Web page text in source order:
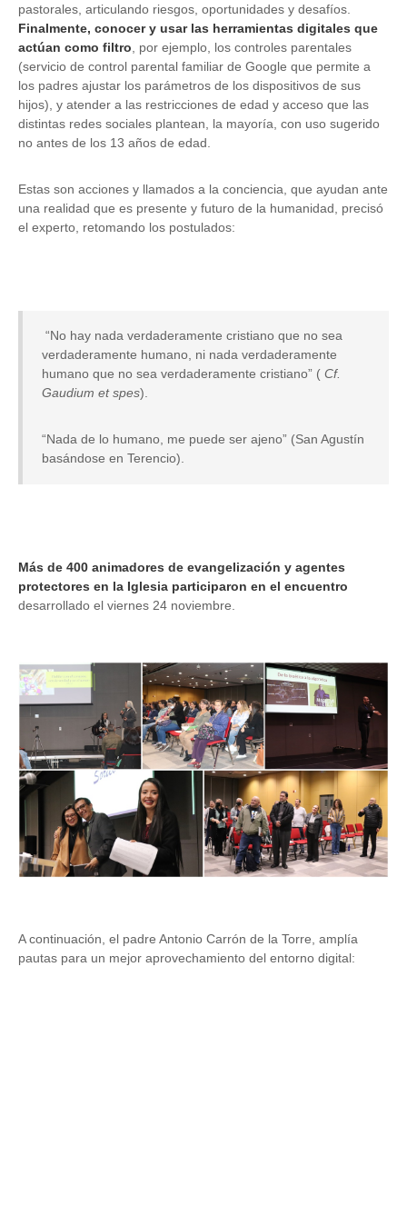
pastorales, articulando riesgos, oportunidades y desafíos.
Finalmente, conocer y usar las herramientas digitales que
actúan como filtro , por ejemplo, los controles parentales
(servicio de control parental familiar de Google que permite a
los padres ajustar los parámetros de los dispositivos de sus
hijos), y atender a las restricciones de edad y acceso que las
distintas redes sociales plantean, la mayoría, con uso sugerido
no antes de los 13 años de edad.
Estas son acciones y llamados a la conciencia, que ayudan ante
una realidad que es presente y futuro de la humanidad, precisó
el experto, retomando los postulados:
“No hay nada verdaderamente cristiano que no sea
verdaderamente humano, ni nada verdaderamente
humano que no sea verdaderamente cristiano” ( Cf.
Gaudium et spes).
“Nada de lo humano, me puede ser ajeno” (San Agustín
basándose en Terencio).
Más de 400 animadores de evangelización y agentes
protectores en la Iglesia participaron en el encuentro
desarrollado el viernes 24 noviembre.
A continuación, el padre Antonio Carrón de la Torre, amplía
pautas para un mejor aprovechamiento del entorno digital: